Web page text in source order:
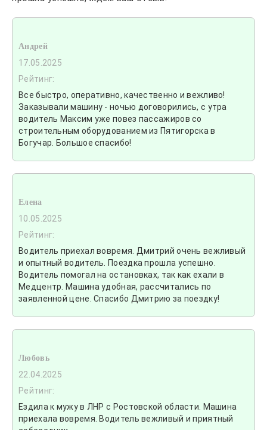
Андрей
17.05.2025
Рейтинг:
Все быстро, оперативно, качественно и вежливо!
Заказывали машину - ночью договорились, с утра
водитель Максим уже повез пассажиров со
строительным оборудованием из Пятигорска в
Богучар. Большое спасибо!
Елена
10.05.2025
Рейтинг:
Водитель приехал вовремя. Дмитрий очень вежливый
и опытный водитель. Поездка прошла успешно.
Водитель помогал на остановках, так как ехали в
Медцентр. Машина удобная, рассчитались по
заявленной цене. Спасибо Дмитрию за поездку!
Любовь
22.04.2025
Рейтинг:
Ездила к мужу в ЛНР с Ростовской области. Машина
приехала вовремя. Водитель вежливый и приятный